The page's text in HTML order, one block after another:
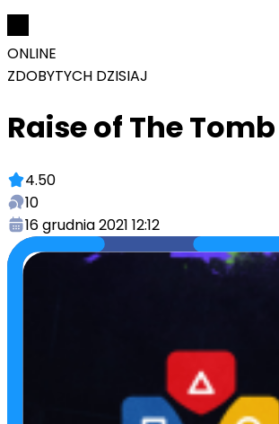
ONLINE
ZDOBYTYCH DZISIAJ
Raise of The
4.50
10
16 grudnia 2021 12:12